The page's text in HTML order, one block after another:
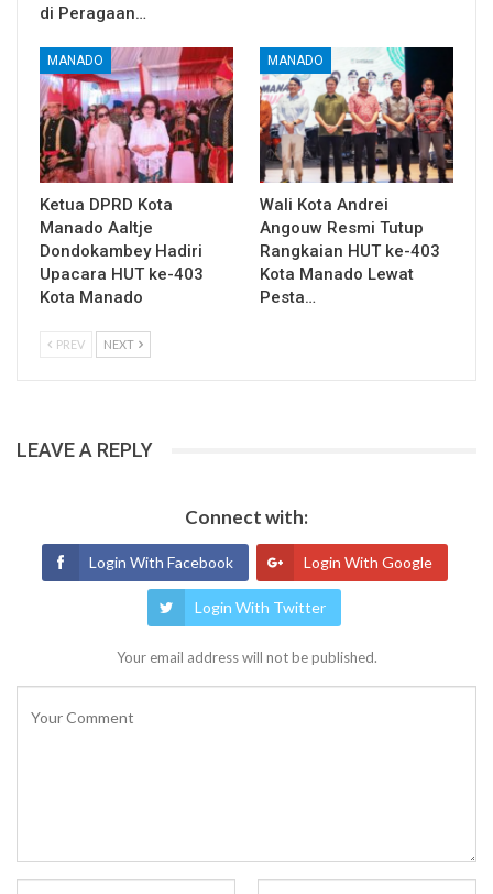
di Peragaan…
MANADO
Ketua DPRD Kota
Manado Aaltje
Dondokambey Hadiri
Upacara HUT ke-403
Kota Manado
MANADO
Wali Kota Andrei
Angouw Resmi Tutup
Rangkaian HUT ke-403
Kota Manado Lewat
Pesta…
PREV NEXT
LEAVE A REPLY
Connect with:
Login With Facebook Login With Google
Login With Twitter
Your email address will not be published.